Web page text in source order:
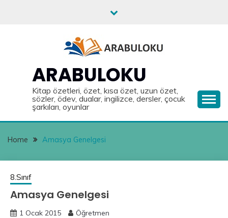
ARABULOKU
Kitap özetleri, özet, kısa özet, uzun özet,
sözler, ödev, dualar, ingilizce, dersler, çocuk
şarkıları, oyunlar
Home Amasya Genelgesi
8.Sınıf
Amasya Genelgesi
1 Ocak 2015 Öğretmen